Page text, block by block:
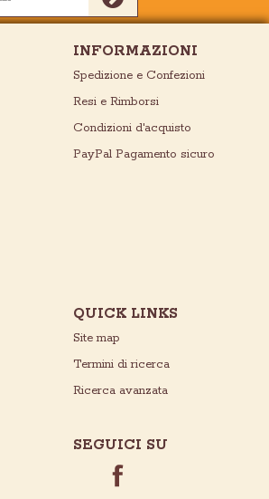
INFORMAZIONI
Spedizione e Confezioni
Resi e Rimborsi
Condizioni d'acquisto
PayPal Pagamento sicuro
QUICK LINKS
Site map
Termini di ricerca
Ricerca avanzata
SEGUICI SU